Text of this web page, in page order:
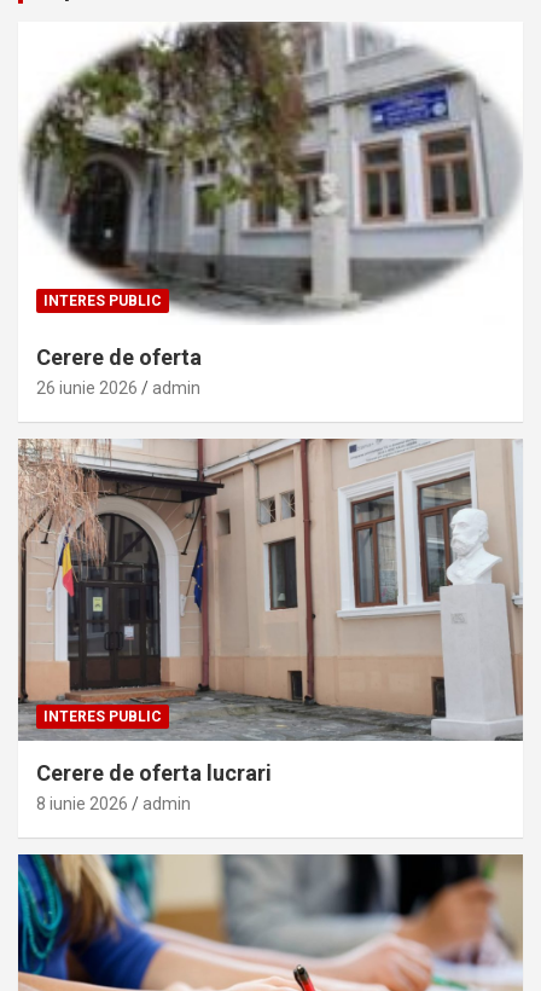
INTERES PUBLIC
Cerere de oferta
26 iunie 2026 admin
INTERES PUBLIC
Cerere de oferta lucrari
8 iunie 2026 admin